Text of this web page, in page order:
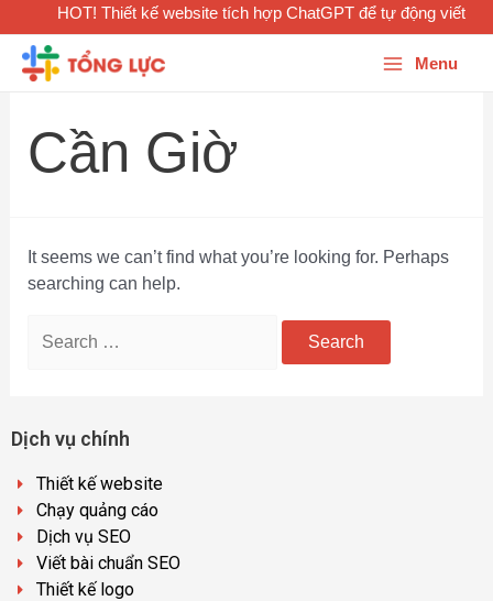
HOT! Thiết kế website tích hợp ChatGPT để tự động viết
Menu
Cần Giờ
It seems we can’t find what you’re looking for. Perhaps
searching can help.
Dịch vụ chính
Thiết kế website
Chạy quảng cáo
Dịch vụ SEO
Viết bài chuẩn SEO
Thiết kế logo